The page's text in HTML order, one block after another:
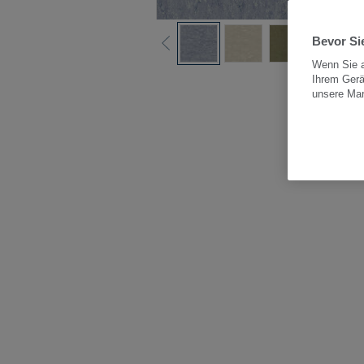
Alle
Bevor
Wenn Sie
Ihrem
unsere